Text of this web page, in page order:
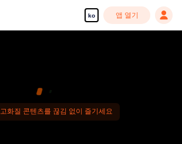
ko 앱 열기
고화질 콘텐츠를 끊김 없이 즐기세요